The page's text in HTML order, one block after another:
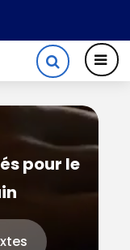
pour le